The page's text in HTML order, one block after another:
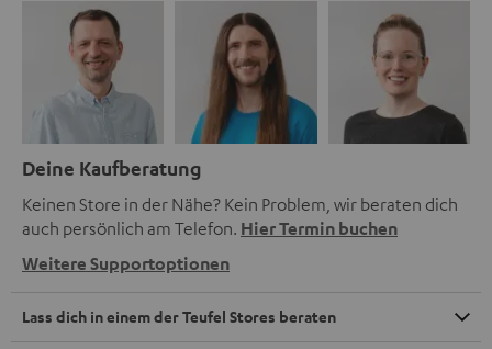
Deine Kaufberatung
Keinen Store in der Nähe? Kein Problem, wir beraten dich
auch persönlich am Telefon. Hier Termin buchen
Weitere Supportoptionen
Lass dich in einem der Teufel Stores beraten